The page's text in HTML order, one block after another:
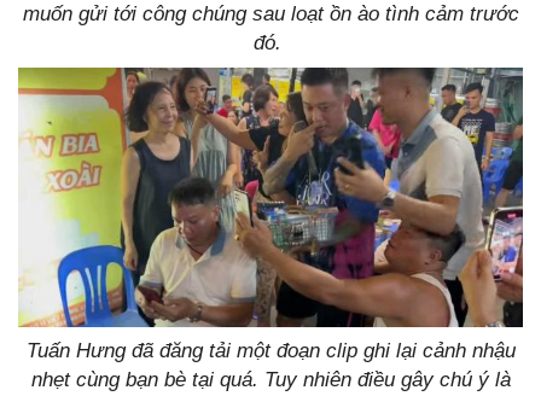
muốn gửi tới công chúng sau loạt ồn ào tình cảm trước
đó.
Tuấn Hưng đã đăng tải một đoạn clip ghi lại cảnh nhậu
nhẹt cùng bạn bè tại quá. Tuy nhiên điều gây chú ý là